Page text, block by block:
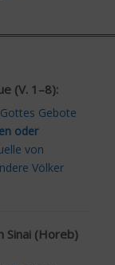
(V. 1–8):
Gebote
oder
von
Völker
Sinai (Horeb)